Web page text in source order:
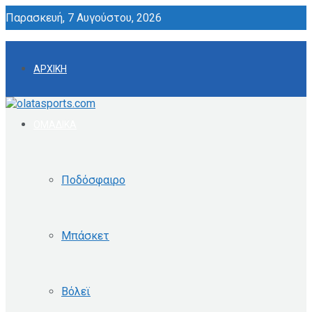
Παρασκευή, 7 Αυγούστου, 2026
ΑΡΧΙΚΗ
Ποδόσφαιρο
Μπάσκετ
Βόλεϊ